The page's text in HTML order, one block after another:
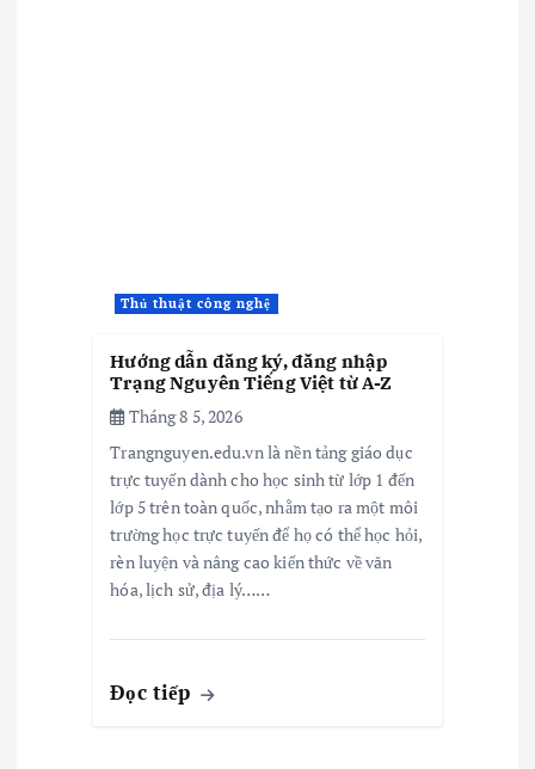
Thủ thuật công nghệ
Hướng dẫn đăng ký, đăng nhập
Trạng Nguyên Tiếng Việt từ A-Z
Tháng 8 5, 2026
Trangnguyen.edu.vn là nền tảng giáo dục
trực tuyến dành cho học sinh từ lớp 1 đến
lớp 5 trên toàn quốc, nhằm tạo ra một môi
trường học trực tuyến để họ có thể học hỏi,
rèn luyện và nâng cao kiến thức về văn
hóa, lịch sử, địa lý……
Đọc tiếp